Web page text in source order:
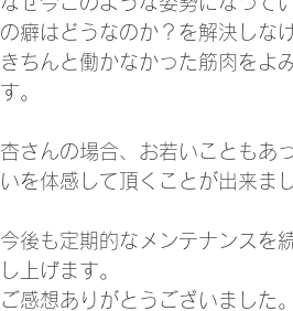
の癖はどうなのか？を解決しな
きちんと働かなかった筋肉をよ
す。
杏さんの場合、お若いこともあ
いを体感して頂くことが出来まし
今後も定期的なメンテナンスを
し上げます。
ご感想ありがとうございました。